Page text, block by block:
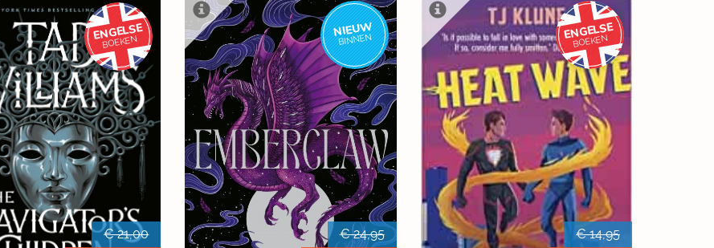
ENGELSE
BOEKEN
€ 21,00
NIEUW
BINNEN
€ 24,95
ENGELSE
BOEKEN
€ 14,95